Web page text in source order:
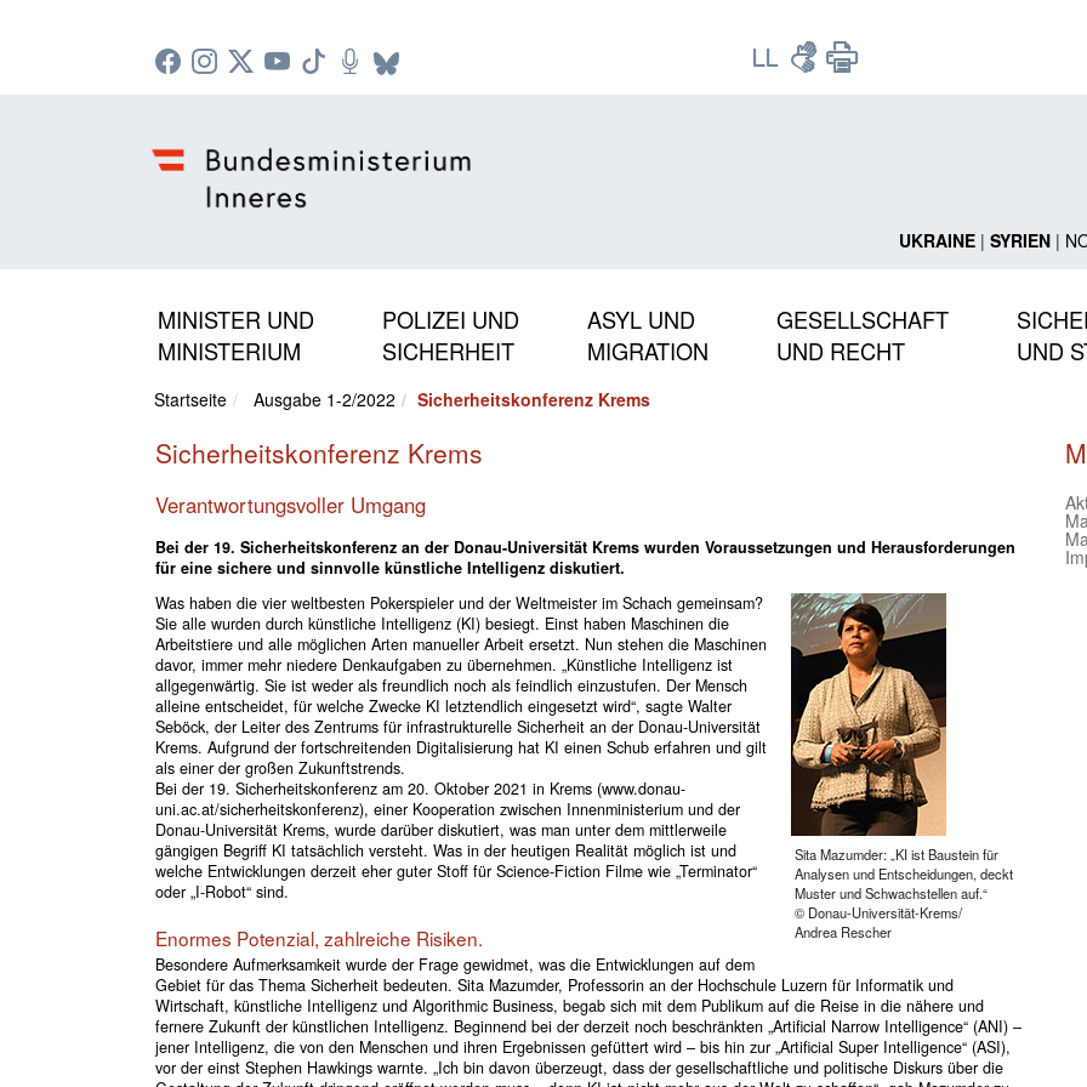
UKRAINE| SYRIEN|
MINISTER UND
MINISTERIUM
POLIZEI UND
SICHERHEIT
ASYL UND
MIGRATION
GESELLSCHAFT
UND RECHT
UND
Startseite Ausgabe 1-2/2022 Sicherheitskonferenz Krems
Sicherheitskonferenz Krems
Verantwortungsvoller Umgang
Bei der 19. Sicherheitskonferenz an der Donau-Universität Krems wurden Voraussetzungen und Herausforderungen
für eine sichere und sinnvolle künstliche Intelligenz diskutiert.
Sita Mazumder: „KI ist Baustein für
Analysen und Entscheidungen, deckt
Muster und Schwachstellen auf.“
© Donau-Universität-Krems/
Andrea Rescher
Was haben die vier weltbesten Pokerspieler und der Weltmeister im Schach gemeinsam?
Sie alle wurden durch künstliche Intelligenz (KI) besiegt. Einst haben Maschinen die
Arbeitstiere und alle möglichen Arten manueller Arbeit ersetzt. Nun stehen die Maschinen
davor, immer mehr niedere Denkaufgaben zu übernehmen. „Künstliche Intelligenz ist
allgegenwärtig. Sie ist weder als freundlich noch als feindlich einzustufen. Der Mensch
alleine entscheidet, für welche Zwecke KI letztendlich eingesetzt wird“, sagte Walter
Seböck, der Leiter des Zentrums für infrastrukturelle Sicherheit an der Donau-Universität
Krems. Aufgrund der fortschreitenden Digitalisierung hat KI einen Schub erfahren und gilt
als einer der großen Zukunftstrends.
Bei der 19. Sicherheitskonferenz am 20. Oktober 2021 in Krems (www.donau-
uni.ac.at/sicherheitskonferenz), einer Kooperation zwischen Innenminis­terium und der
Donau-Universität Krems, wurde darüber diskutiert, was man unter dem mittlerweile
gängigen Begriff KI tatsächlich versteht. Was in der heutigen Realität möglich ist und
welche Entwicklungen derzeit eher guter Stoff für Science-Fiction Filme wie „Terminator“
oder „I-Robot“ sind.
Enormes Potenzial, zahlreiche Risiken.
Besondere Aufmerksamkeit wurde der Frage gewidmet, was die Entwicklungen auf dem
Gebiet für das Thema Sicherheit bedeuten. Sita Mazumder, Professorin an der Hochschule Luzern für Informatik und
Wirtschaft, künstliche Intelligenz und Algorithmic Business, begab sich mit dem Publikum auf die Reise in die nähere und
fernere Zukunft der künstlichen Intelligenz. Beginnend bei der derzeit noch beschränkten „Artificial Narrow Intelligence“ (ANI) –
jener Intelligenz, die von den Menschen und ihren Ergebnissen gefüttert wird – bis hin zur „Artificial Super Intelligence“ (ASI),
vor der einst Stephen Hawkings warnte. „Ich bin davon überzeugt, dass der gesellschaftliche und politische Diskurs über die